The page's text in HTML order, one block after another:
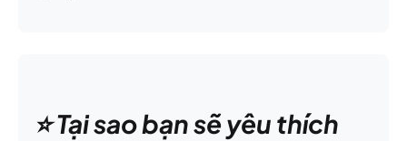
⭐️ Tại sao bạn sẽ yêu thích